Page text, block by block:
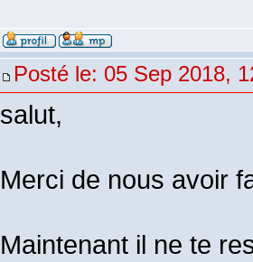
Posté le: 05 Sep 2018,
salut,
Merci de nous avoir
Maintenant il ne te